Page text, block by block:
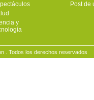
y
Post de
. Todos los derechos reservados